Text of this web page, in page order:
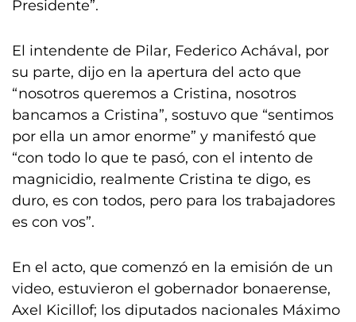
Presidente”.
El intendente de Pilar, Federico Achával, por
su parte, dijo en la apertura del acto que
“nosotros queremos a Cristina, nosotros
bancamos a Cristina”, sostuvo que “sentimos
por ella un amor enorme” y manifestó que
“con todo lo que te pasó, con el intento de
magnicidio, realmente Cristina te digo, es
duro, es con todos, pero para los trabajadores
es con vos”.
En el acto, que comenzó en la emisión de un
video, estuvieron el gobernador bonaerense,
Axel Kicillof; los diputados nacionales Máximo